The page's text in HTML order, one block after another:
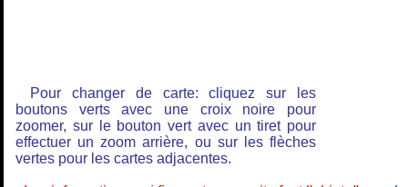
Pour changer de carte: cliquez sur les
boutons verts avec une croix noire pour
zoomer, sur le bouton vert avec un tiret pour
effectuer un zoom arrière, ou sur les flèches
vertes pour les cartes adjacentes.